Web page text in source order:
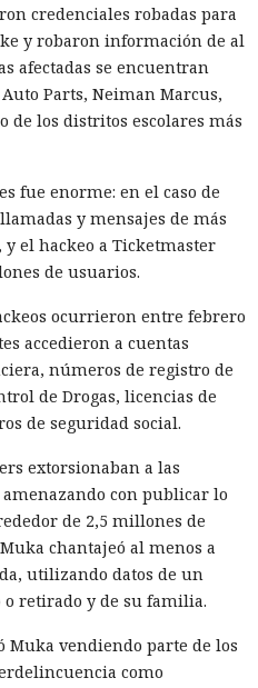
El equipo de Next.jsp
actualización
que reduce el consumo
hasta un 90% y, además,
en general.
Turbopack, que desde
a Webpack en el proyecto.
por defecto el caché en
no utilizados a disco. Una
separadas) ahora consume
lugar de los anteriores 4,6
el 82%.
la versión 16.1, lee el caché
y recompila solo los
Según pruebas de
proyecto que antes tardaba
en 9,2 segundos — una
de memoria,
desarrollo, mueve los datos
aproxima al umbral de
es necesario.
un nuevo
credenciales robadas para
y robaron información de al
afectadas se encuentran
Parts, Neiman Marcus,
de los distritos escolares más
fue enorme: en el caso de
y mensajes de más
y el hackeo a Ticketmaster
de usuarios.
ocurrieron entre febrero
accedieron a cuentas
números de registro de
de Drogas, licencias de
de seguridad social.
extorsionaban a las
con publicar lo
de 2,5 millones de
chantajeó al menos a
utilizando datos de un
retirado y de su familia.
Muka vendiendo parte de los
como